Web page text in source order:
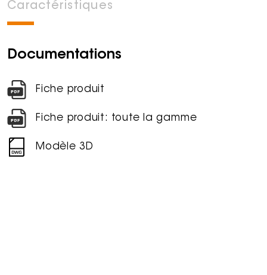
Caractéristiques
Documentations
Fiche produit
Fiche produit: toute la gamme
Modèle 3D